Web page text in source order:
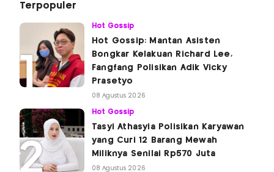
Terpopuler
Hot Gossip
Hot Gossip: Mantan Asisten
Bongkar Kelakuan Richard Lee,
Fangfang Polisikan Adik Vicky
Prasetyo
08 Agustus 2026
Hot Gossip
Tasyi Athasyia Polisikan Karyawan
yang Curi 12 Barang Mewah
Miliknya Senilai Rp570 Juta
08 Agustus 2026